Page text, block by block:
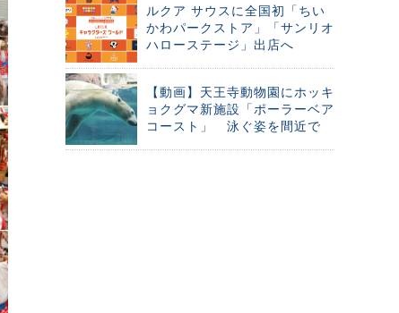
ルクア サウスに全国初「ちい
かわパークストア」「サンリオ
ハローステージ」出店へ
【動画】天王寺動物園にホッキ
ョクグマ新施設「ポーラーベア
コースト」 泳ぐ姿を間近で